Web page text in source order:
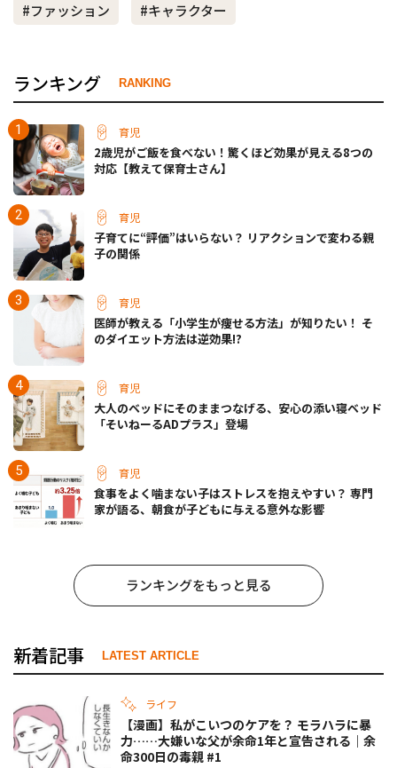
#ファッション
#キャラクター
ランキング RANKING
育児
2歳児がご飯を食べない！驚くほど効果が見える8つの
対応【教えて保育士さん】
育児
子育てに“評価”はいらない？ リアクションで変わる親
子の関係
育児
医師が教える「小学生が痩せる方法」が知りたい！ そ
のダイエット方法は逆効果!?
育児
大人のベッドにそのままつなげる、安心の添い寝ベッド
「そいねーるADプラス」登場
育児
食事をよく噛まない子はストレスを抱えやすい？ 専門
家が語る、朝食が子どもに与える意外な影響
ランキングをもっと見る
新着記事 LATEST ARTICLE
ライフ
【漫画】私がこいつのケアを？ モラハラに暴
力……大嫌いな父が余命1年と宣告される｜余
命300日の毒親 #1